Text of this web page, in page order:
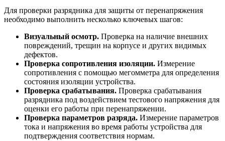
Для проверки разрядника для защиты от перенапряжения
необходимо выполнить несколько ключевых шагов:
Визуальный осмотр. Проверка на наличие внешних
повреждений, трещин на корпусе и других видимых
дефектов.
Проверка сопротивления изоляции. Измерение
сопротивления с помощью мегомметра для определения
состояния изоляции устройства.
Проверка срабатывания. Проверка срабатывания
разрядника под воздействием тестового напряжения для
оценки его работы при перенапряжении.
Проверка параметров разряда. Измерение параметров
тока и напряжения во время работы устройства для
подтверждения соответствия нормам.